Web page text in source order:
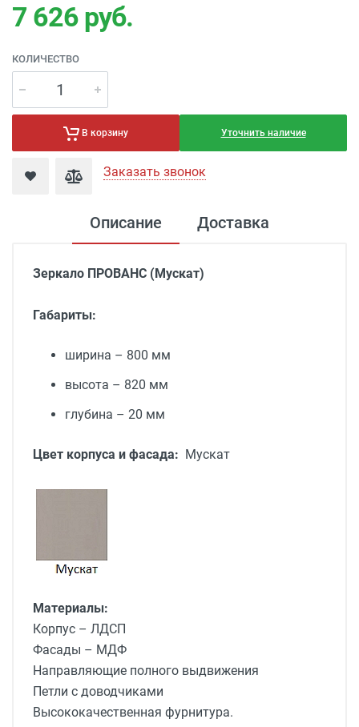
7 626 руб.
КОЛИЧЕСТВО
В корзину Уточнить наличие
Заказать звонок
Описание Доставка
Зеркало ПРОВАНС (Мускат)
Габариты:
ширина – 800 мм
высота – 820 мм
глубина – 20 мм
Цвет корпуса и фасада: Мускат
Материалы:
Корпус – ЛДСП
Фасады – МДФ
Направляющие полного выдвижения
Петли с доводчиками
Высококачественная фурнитура.